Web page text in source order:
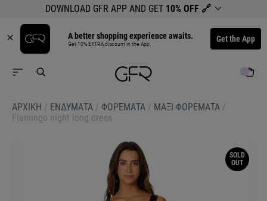
DOWNLOAD GFR APP AND GET 10% OFF 🔗
A better shopping experience awaits.
Get 10% EXTRA discount in the App. Get the App
ΑΡΧΙΚΉ / ΕΝΔΥΜΑΤΑ / ΦΟΡΕΜΑΤΑ / ΜΑΞΙ ΦΟΡΕΜΑΤΑ /
Flamingo night long dress
SOLD
OUT